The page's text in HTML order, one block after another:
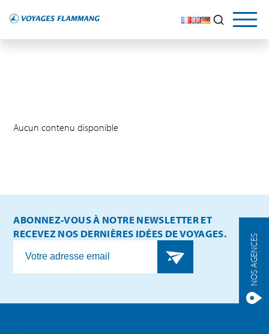
NOS AGENCES
Aucun contenu disponible
ABONNEZ-VOUS À NOTRE NEWSLETTER ET
RECEVEZ NOS DERNIÈRES IDÉES DE VOYAGES.